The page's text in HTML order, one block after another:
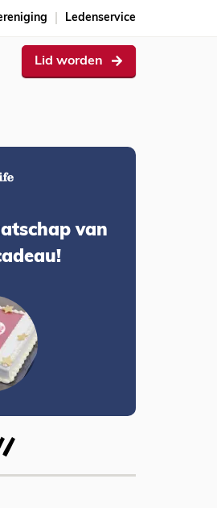
Ledenservice
Lid worden
van